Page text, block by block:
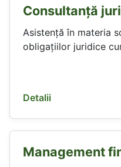
Consultanță
Asistență în materia
obligațiilor juridice
Detalii
Management